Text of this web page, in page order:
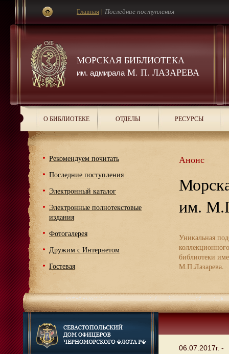
МОРСКАЯ БИБЛИОТЕКА
им. адмиралаМ. П. ЛАЗАРЕВА
Главная | Последние поступления
О БИБЛИОТЕКЕ ОТДЕЛЫ РЕСУРСЫ
Рекомендуем почитать
Последние поступления
Электронный каталог
Электронные полнотекстовые
издания
Фотогалерея
Дружим с Интернетом
Гостевая
Анонс
им.
Уникальная
библиотеки
М.П.Лазарева.
06.07.2017г. -